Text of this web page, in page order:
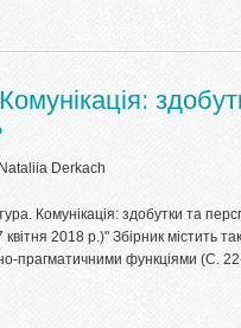
Nataliia Derkach
Комунікація: здобутки та
2018 р.)" Збірник містить
прагматичними функціями (С.